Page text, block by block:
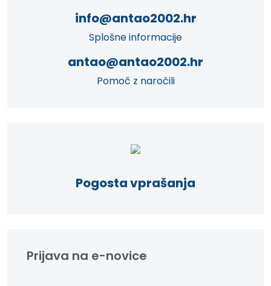
info@antao2002.hr
Splošne informacije
antao@antao2002.hr
Pomoč z naročili
Pogosta vprašanja
Prijava na e-novice